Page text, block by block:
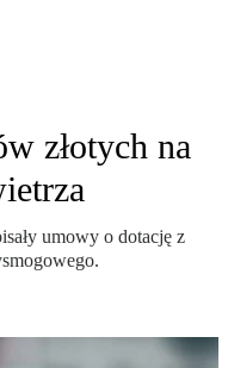
złotych na
umowy o dotację z